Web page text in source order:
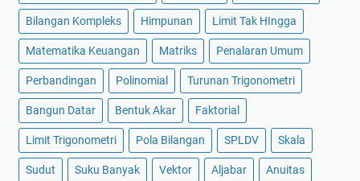
Bilangan Kompleks Himpunan Limit Tak HIngga
Matematika Keuangan Matriks Penalaran Umum
Perbandingan Polinomial Turunan Trigonometri
Bangun Datar Bentuk Akar Faktorial
Limit Trigonometri Pola Bilangan SPLDV Skala
Sudut Suku Banyak Vektor Aljabar Anuitas